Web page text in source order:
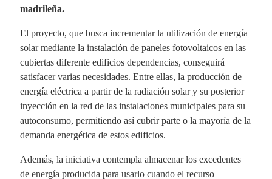
madrileña.
El proyecto, que busca incrementar la utilización de energía
solar mediante la instalación de paneles fotovoltaicos en las
cubiertas diferente edificios dependencias, conseguirá
satisfacer varias necesidades. Entre ellas, la producción de
energía eléctrica a partir de la radiación solar y su posterior
inyección en la red de las instalaciones municipales para su
autoconsumo, permitiendo así cubrir parte o la mayoría de la
demanda energética de estos edificios.
Además, la iniciativa contempla almacenar los excedentes
de energía producida para usarlo cuando el recurso